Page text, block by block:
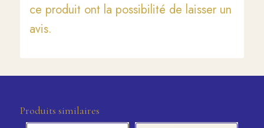
ce produit ont la possibilité de laisser un
avis.
Produits similaires